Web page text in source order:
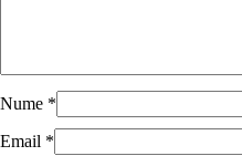
Nume *
Email *